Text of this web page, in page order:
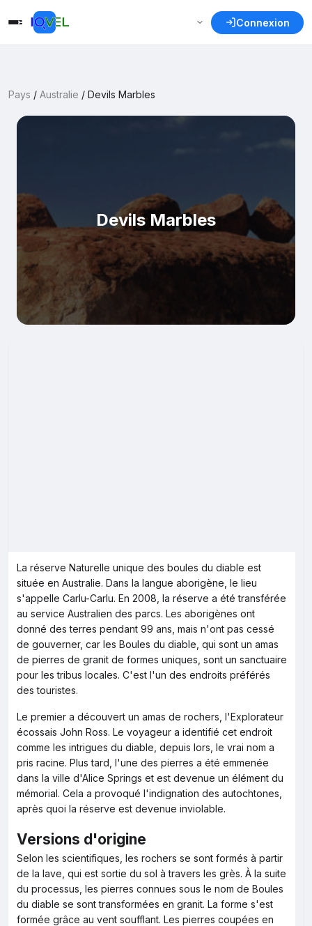
Connexion
Pays / Australie / Devils Marbles
Devils Marbles
La réserve Naturelle unique des boules du diable est
située en Australie. Dans la langue aborigène, le lieu
s'appelle Carlu-Carlu. En 2008, la réserve a été transférée
au service Australien des parcs. Les aborigènes ont
donné des terres pendant 99 ans, mais n'ont pas cessé
de gouverner, car les Boules du diable, qui sont un amas
de pierres de granit de formes uniques, sont un sanctuaire
pour les tribus locales. C'est l'un des endroits préférés
des touristes.
Le premier a découvert un amas de rochers, l'Explorateur
écossais John Ross. Le voyageur a identifié cet endroit
comme les intrigues du diable, depuis lors, le vrai nom a
pris racine. Plus tard, l'une des pierres a été emmenée
dans la ville d'Alice Springs et est devenue un élément du
mémorial. Cela a provoqué l'indignation des autochtones,
après quoi la réserve est devenue inviolable.
Versions d'origine
Selon les scientifiques, les rochers se sont formés à partir
de la lave, qui est sortie du sol à travers les grès. À la suite
du processus, les pierres connues sous le nom de Boules
du diable se sont transformées en granit. La forme s'est
formée grâce au vent soufflant. Les pierres coupées en